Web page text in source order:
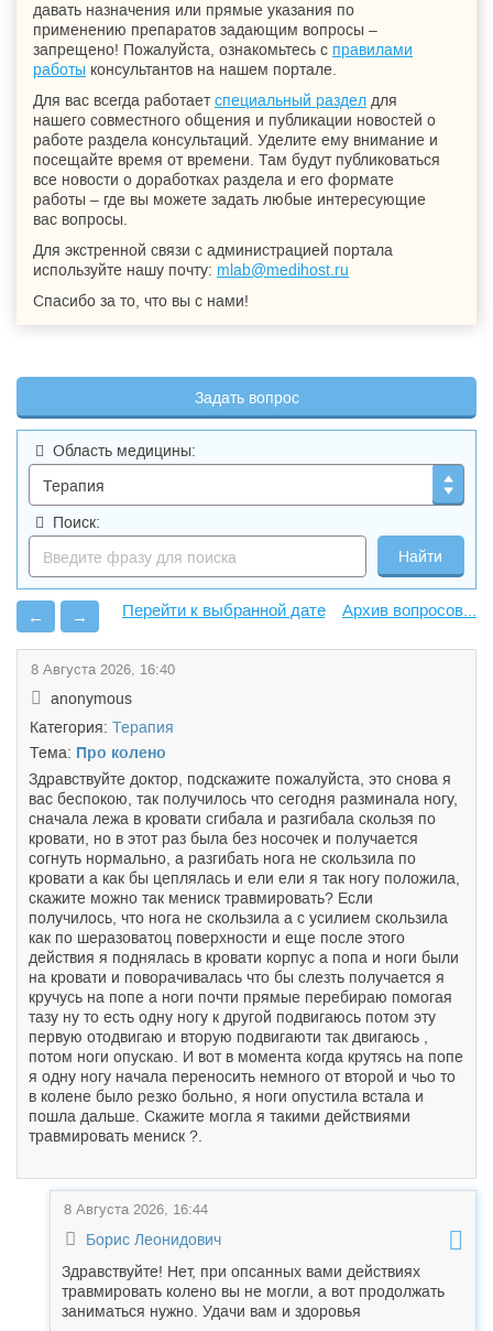
давать назначения или прямые указания по
применению препаратов задающим вопросы –
запрещено! Пожалуйста, ознакомьтесь с правилами
работы консультантов на нашем портале.
Для вас всегда работаетспециальный раздел для
нашего совместного общения и публикации новостей о
работе раздела консультаций. Уделите ему внимание и
посещайте время от времени. Там будут публиковаться
все новости о доработках раздела и его формате
работы – где вы можете задать любые интересующие
вас вопросы.
Для экстренной связи с администрацией портала
используйте нашу почту: mlab@medihost.ru
Спасибо за то, что вы с нами!
Задать вопрос
Область медицины:
Поиск:
← → Архив вопросов...
8 Августа 2026, 16:40
anonymous
Категория: Терапия
Тема: Про колено
Здравствуйте доктор, подскажите пожалуйста, это снова я
вас беспокою, так получилось что сегодня разминала ногу,
сначала лежа в кровати сгибала и разгибала скользя по
кровати, но в этот раз была без носочек и получается
согнуть нормально, а разгибать нога не скользила по
кровати а как бы цеплялась и ели ели я так ногу положила,
скажите можно так мениск травмировать? Если
получилось, что нога не скользила а с усилием скользила
как по шеразоватоц поверхности и еще после этого
действия я поднялась в кровати корпус а попа и ноги были
на кровати и поворачивалась что бы слезть получается я
кручусь на попе а ноги почти прямые перебираю помогая
тазу ну то есть одну ногу к другой подвигаюсь потом эту
первую отодвигаю и вторую подвигаюти так двигаюсь ,
потом ноги опускаю. И вот в момента когда крутясь на попе
я одну ногу начала переносить немного от второй и чьо то
в колене было резко больно, я ноги опустила встала и
пошла дальше. Скажите могла я такими действиями
травмировать мениск ?.
8 Августа 2026, 16:44
Борис Леонидович
Здравствуйте! Нет, при опсанных вами действиях
травмировать колено вы не могли, а вот продолжать
заниматься нужно. Удачи вам и здоровья